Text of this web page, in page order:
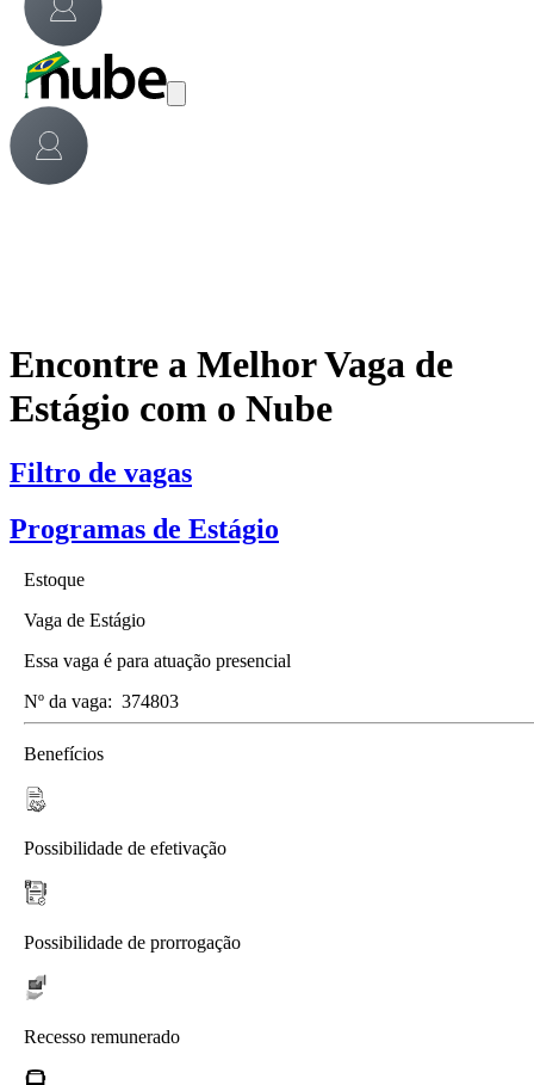
Encontre a Melhor Vaga de
Estágio com o Nube
Filtro de vagas
Programas de Estágio
Estoque
Vaga de Estágio
Essa vaga é para atuação presencial
Nº da vaga: 374803
Benefícios
Possibilidade de efetivação
Possibilidade de prorrogação
Recesso remunerado